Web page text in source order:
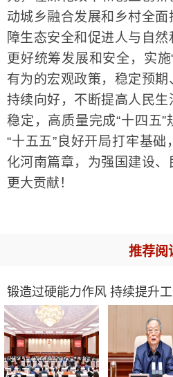
动城乡融合发展和乡村全
障生态安全和促进人与自然
更好统筹发展和安全，实
有为的宏观政策，稳定预
持续向好，不断提高人民
稳定，高质量完成“十四五
“十五五”良好开局打牢基
化河南篇章，为强国建设
更大贡献！
推荐阅
锻造过硬能力作风 持续提升